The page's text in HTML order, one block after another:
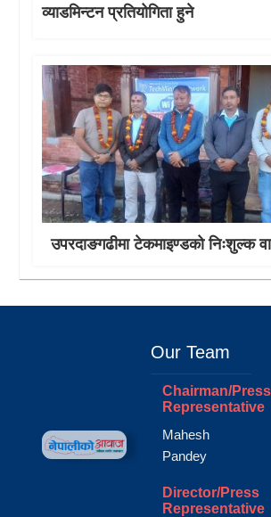
व्याडमिन्टन प्रतियोगिता हुने
उपरदाङगढीमा टेकमाइण्डको निःशुल्क
Our Team
Chairman/Press
Representative
Mahesh
Pandey
Director/Press
Representative